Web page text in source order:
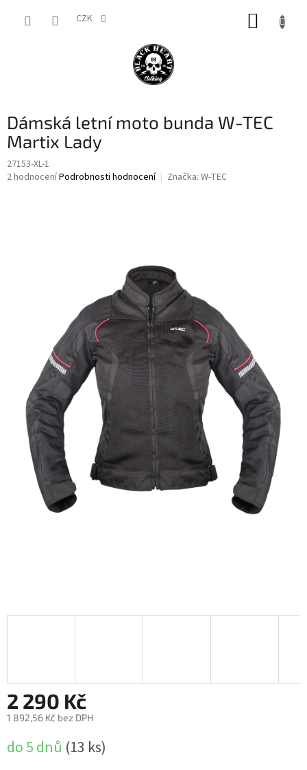
CZK
Dámská letní moto bunda W-TEC
Martix Lady
27153-XL-1
Průměrné
2 hodnoceníPodrobnosti hodnocení Značka: W-TEC
2 290 Kč
1 892,56 Kč bez DPH
cena:
do 5 dnů (13 ks)